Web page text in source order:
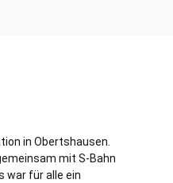
in Obertshausen.
mit S-Bahn
war für alle ein